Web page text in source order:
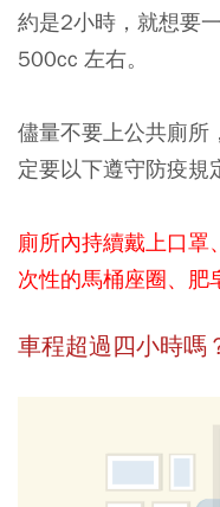
約是2小時，就想要
500cc 左右。
儘量不要上公共廁所
定要以下遵守防疫規
廁所內持續戴上口罩
次性的馬桶座圈、肥
車程超過四小時嗎